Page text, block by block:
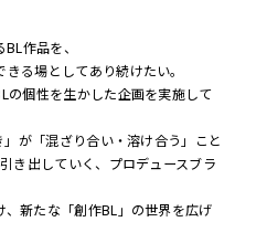
作品を、
る場としてあり続けたい。
の個性を生かした企画を実施して
が「混ざり合い・溶け合う」こと
き出していく、プロデュースブラ
新たな「創作BL」の世界を広げ